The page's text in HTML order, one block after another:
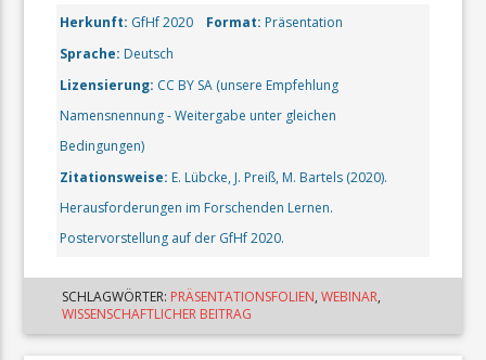
SCHLAGWÖRTER: PRÄSENTATIONSFOLIEN,WEBINAR,
WISSENSCHAFTLICHER BEITRAG
Herkunft: GfHf 2020 Format: Präsentation
Sprache: Deutsch
Lizensierung: CC BY SA (unsere Empfehlung
Namensnennung - Weitergabe unter gleichen
Bedingungen)
Zitationsweise: E. Lübcke, J. Preiß, M. Bartels (2020).
Herausforderungen im Forschenden Lernen.
Postervorstellung auf der GfHf 2020.